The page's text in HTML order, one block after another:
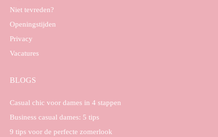
Niet tevreden?
Openingstijden
Privacy
Vacatures
BLOGS
Casual chic voor dames in 4 stappen
Business casual dames: 5 tips
9 tips voor de perfecte zomerlook